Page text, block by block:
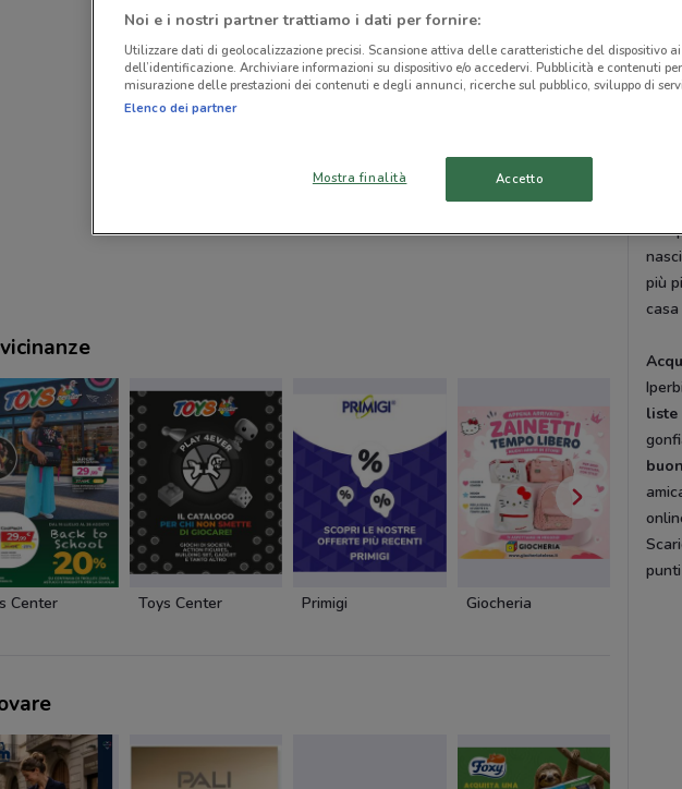
Center Toys Center Primigi Giocheria
più
liste
Noi e i nostri partner trattiamo i dati per fornire:
Utilizzare dati di geolocalizzazione precisi. Scansione attiva delle caratteristiche del dispositivo
dell’identificazione. Archiviare informazioni su dispositivo e/o accedervi. Pubblicità e contenuti
misurazione delle prestazioni dei contenuti e degli annunci, ricerche sul pubblico, sviluppo di
Elenco dei partner
Mostra finalità Accetto